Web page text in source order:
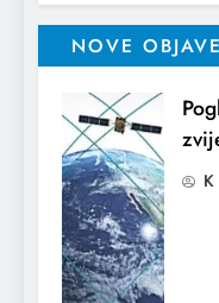
NOVE OBJAVE